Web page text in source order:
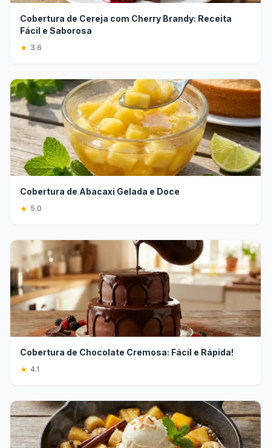
Cobertura de Cereja com Cherry Brandy: Receita
Fácil e Saborosa
★ 3.6
Cobertura de Abacaxi Gelada e Doce
★ 5.0
Cobertura de Chocolate Cremosa: Fácil e Rápida!
★ 4.1